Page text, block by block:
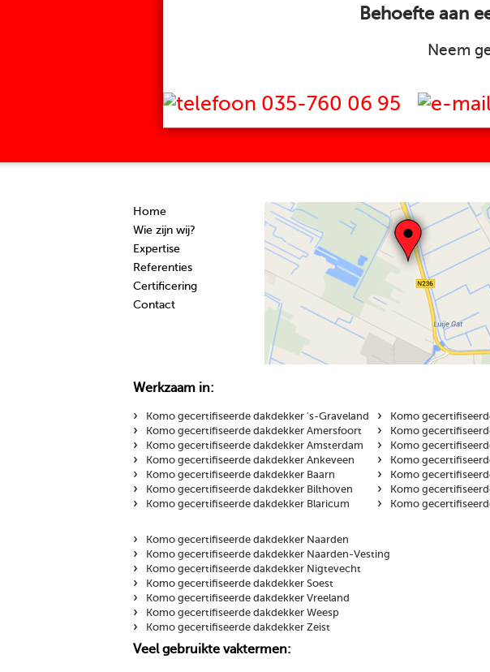
Behoefte aan
Neem
035-760 06 95
Home
Wie zijn wij?
Expertise
Referenties
Certificering
Contact
Werkzaam in:
›
Komo gecertifiseerde dakdekker 's-Graveland
› Komo gecertifiseerde dakdekker Amersfoort
› Komo gecertifiseerde dakdekker Amsterdam
› Komo gecertifiseerde dakdekker Ankeveen
› Komo gecertifiseerde dakdekker Baarn
› Komo gecertifiseerde dakdekker Bilthoven
› Komo gecertifiseerde dakdekker Blaricum
› Komo
› Komo
› Komo
› Komo
› Komo
› Komo
› Komo
› Komo gecertifiseerde dakdekker Naarden
› Komo gecertifiseerde dakdekker Naarden-Vesting
› Komo gecertifiseerde dakdekker Nigtevecht
› Komo gecertifiseerde dakdekker Soest
› Komo gecertifiseerde dakdekker Vreeland
› Komo gecertifiseerde dakdekker Weesp
› Komo gecertifiseerde dakdekker Zeist
Veel gebruikte vaktermen: